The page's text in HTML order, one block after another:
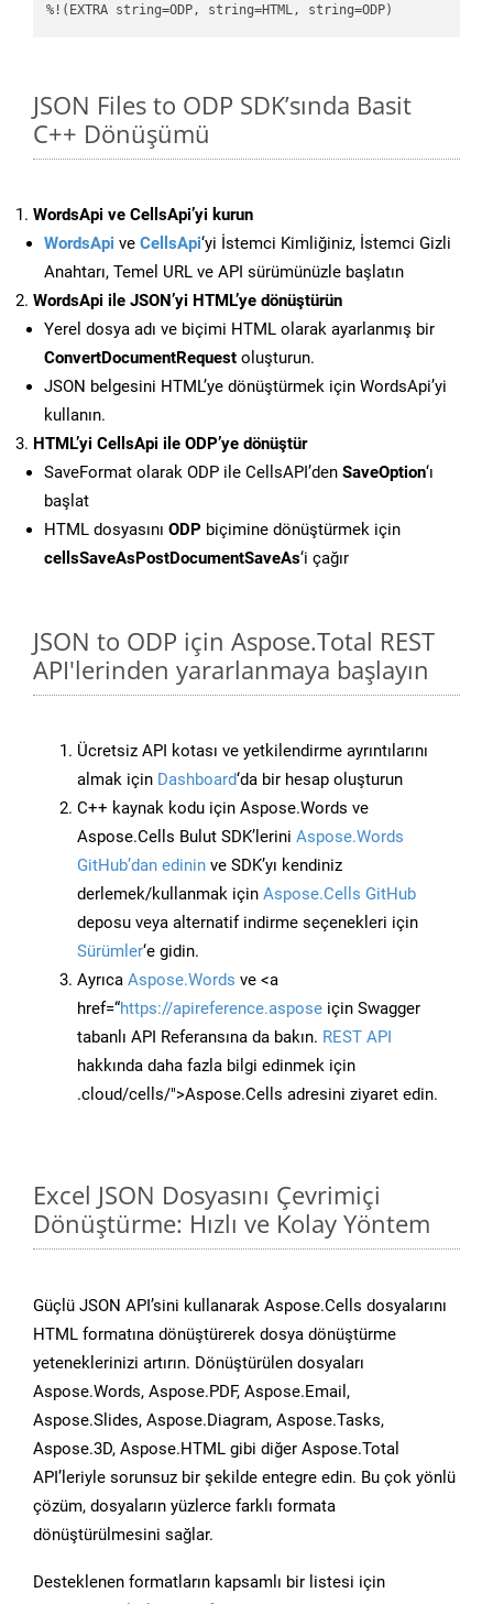
%!(EXTRA string=ODP, string=HTML, string=ODP)
JSON Files to ODP SDK’sında Basit
C++ Dönüşümü
WordsApi ve CellsApi’yi kurun
WordsApi ve CellsApi‘yi İstemci Kimliğiniz, İstemci Gizli
Anahtarı, Temel URL ve API sürümünüzle başlatın
WordsApi ile JSON’yi HTML’ye dönüştürün
Yerel dosya adı ve biçimi HTML olarak ayarlanmış bir
ConvertDocumentRequest oluşturun.
JSON belgesini HTML’ye dönüştürmek için WordsApi’yi
kullanın.
HTML’yi CellsApi ile ODP’ye dönüştür
SaveFormat olarak ODP ile CellsAPI’den SaveOption‘ı
başlat
HTML dosyasını ODP biçimine dönüştürmek için
cellsSaveAsPostDocumentSaveAs‘i çağır
JSON to ODP için Aspose.Total REST
API'lerinden yararlanmaya başlayın
Ücretsiz API kotası ve yetkilendirme ayrıntılarını
almak için Dashboard‘da bir hesap oluşturun
C++ kaynak kodu için Aspose.Words ve
Aspose.Cells Bulut SDK’lerini Aspose.Words
GitHub’dan edinin ve SDK’yı kendiniz
derlemek/kullanmak için Aspose.Cells GitHub
deposu veya alternatif indirme seçenekleri için
Sürümler‘e gidin.
Ayrıca Aspose.Words ve <a
href=“https://apireference.aspose için Swagger
tabanlı API Referansına da bakın. REST API
hakkında daha fazla bilgi edinmek için
.cloud/cells/">Aspose.Cells adresini ziyaret edin.
Excel JSON Dosyasını Çevrimiçi
Dönüştürme: Hızlı ve Kolay Yöntem
Güçlü JSON API’sini kullanarak Aspose.Cells dosyalarını
HTML formatına dönüştürerek dosya dönüştürme
yeteneklerinizi artırın. Dönüştürülen dosyaları
Aspose.Words, Aspose.PDF, Aspose.Email,
Aspose.Slides, Aspose.Diagram, Aspose.Tasks,
Aspose.3D, Aspose.HTML gibi diğer Aspose.Total
API’leriyle sorunsuz bir şekilde entegre edin. Bu çok yönlü
çözüm, dosyaların yüzlerce farklı formata
dönüştürülmesini sağlar.
Desteklenen formatların kapsamlı bir listesi için